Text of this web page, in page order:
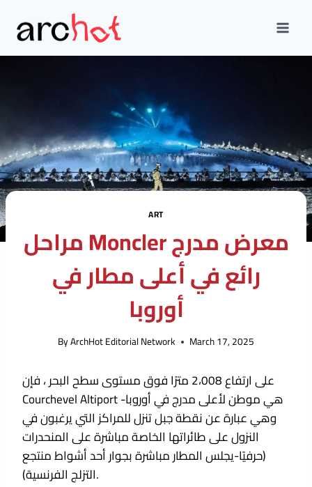
content
ART
مراحل Moncler معرض مدرج
رائع في أعلى مطار في
أوروبا
ByArchHot Editorial Network March 17, 2025
على ارتفاع 2،008 مترًا فوق مستوى سطح البحر ، فإن
Courchevel Altiport هي موطن لأعلى مدرج في أوروبا-
وهي عبارة عن نقطة جبل تنزل للمراكز التي يرغبون في
النزول على طائراتها الخاصة مباشرة على المنحدرات
(حرفيًا-يجلس المطار مباشرة بجوار أحد أشواط منتجع
التزلج الفرنسية).